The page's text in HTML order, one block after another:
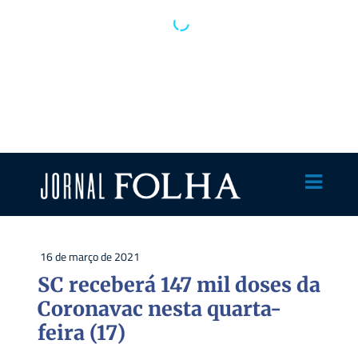
16 de março de 2021
SC receberá 147 mil doses da
Coronavac nesta quarta-
feira (17)